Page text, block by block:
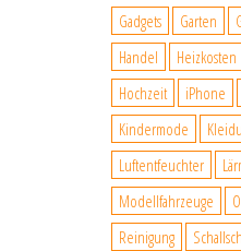
Gadgets
Garten
Handel
Heizkosten
Hochzeit
iPhone
Kindermode
Luftentfeuchter
Modellfahrzeuge
Reinigung